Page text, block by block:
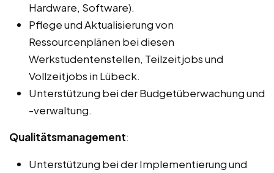
Hardware, Software).
Pflege und Aktualisierung von
Ressourcenplänen bei diesen
Werkstudentenstellen, Teilzeitjobs und
Vollzeitjobs in Lübeck.
Unterstützung bei der Budgetüberwachung und
-verwaltung.
Qualitätsmanagement:
Unterstützung bei der Implementierung und